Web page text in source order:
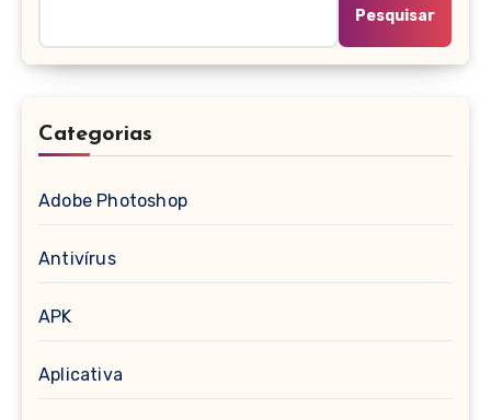
Pesquisar
Categorias
Adobe Photoshop
Antivírus
APK
Aplicativa